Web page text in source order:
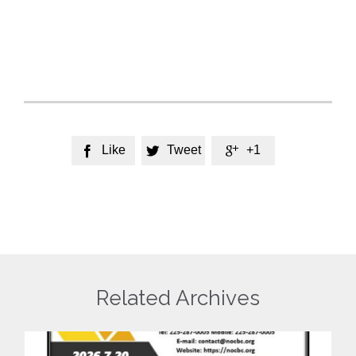
 Like  Tweet  +1
Related Archives